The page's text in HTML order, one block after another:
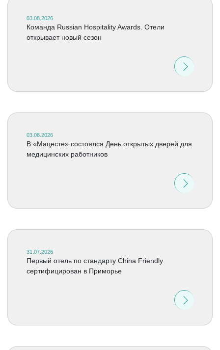
03.08.2026
Команда Russian Hospitality Awards. Отели
открывает новый сезон
03.08.2026
В «Мацесте» состоялся День открытых дверей для
медицинских работников
31.07.2026
Первый отель по стандарту China Friendly
сертифицирован в Приморье